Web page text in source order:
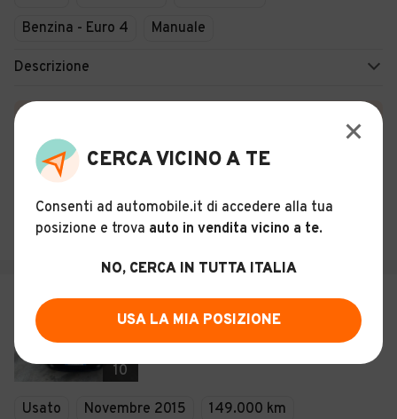
Benzina - Euro 4
Manuale
Descrizione
Storia del veicolo
LORYCARS
Brescia (BS)
10
€ 3.499
Fiat Punto 1.2 8V 5 porte Lounge
Usato Novembre 2015
149.000 km
CERCA VICINO A TE
Consenti ad automobile.it di accedere alla tua
posizione e trova auto in vendita vicino a te.
NO, CERCA IN TUTTA ITALIA
USA LA MIA POSIZIONE